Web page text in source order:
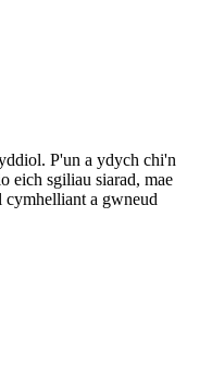
P'un a ydych chi'n
eich sgiliau siarad, mae
a gwneud